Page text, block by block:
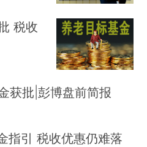
税收
获批|彭博盘前简报
指引 税收优惠仍难落